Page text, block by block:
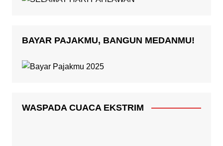
BAYAR PAJAKMU, BANGUN MEDANMU!
WASPADA CUACA EKSTRIM